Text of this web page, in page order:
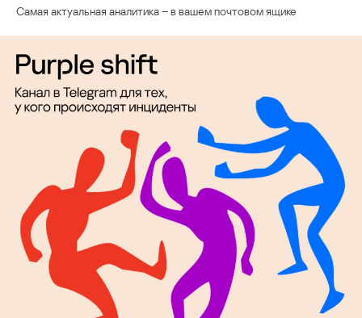
Самая актуальная аналитика – в вашем почтовом ящике